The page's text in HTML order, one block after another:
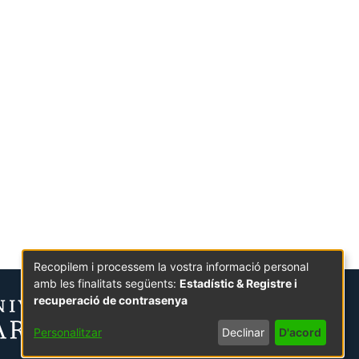
Recopilem i processem la vostra informació personal
amb les finalitats següents: Estadístic & Registre i
recuperació de contrasenya
Personalitzar Declinar D'acord